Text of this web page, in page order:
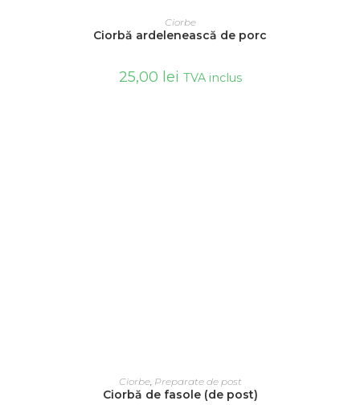
ADAUGĂ ÎN COȘ
Ciorbe
Ciorbă ardelenească de porc
25,00 lei TVA inclus
ADAUGĂ ÎN COȘ
Ciorbe, Preparate de post
Ciorbă de fasole (de post)